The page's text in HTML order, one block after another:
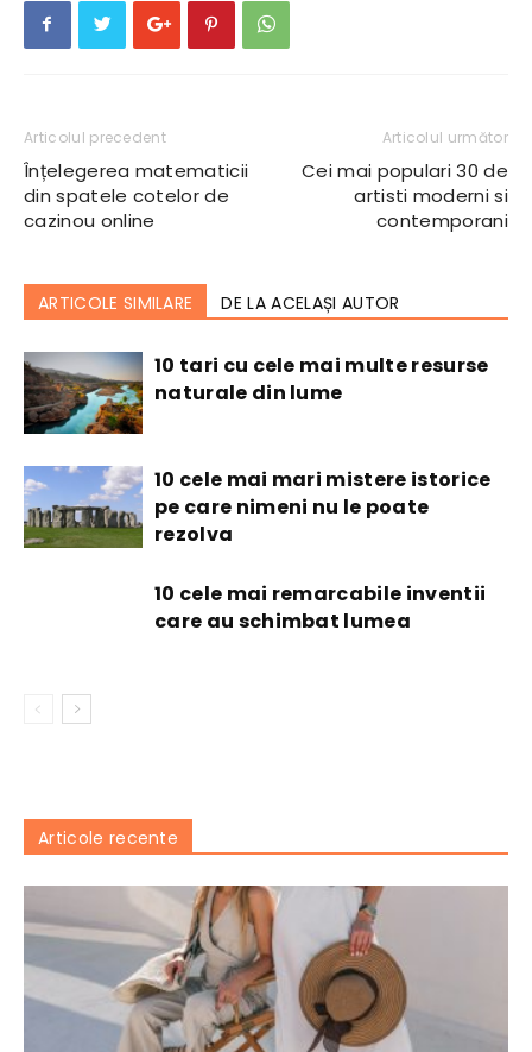
Articolul precedent
Înțelegerea matematicii
din spatele cotelor de
cazinou online
Articolul următor
Cei mai populari 30 de
artisti moderni si
contemporani
ARTICOLE SIMILARE DE LA ACELAȘI AUTOR
10 tari cu cele mai multe resurse
naturale din lume
10 cele mai mari mistere istorice
pe care nimeni nu le poate
rezolva
10 cele mai remarcabile inventii
care au schimbat lumea
Articole recente